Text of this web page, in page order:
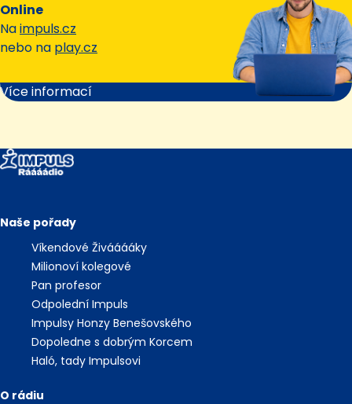
Online
Naimpuls.cz
nebo na play.cz
Více informací
Naše pořady
Víkendové Živááááky
Milionoví kolegové
Pan profesor
Odpolední Impuls
Impulsy Honzy Benešovského
Dopoledne s dobrým Korcem
Haló, tady Impulsovi
O rádiu